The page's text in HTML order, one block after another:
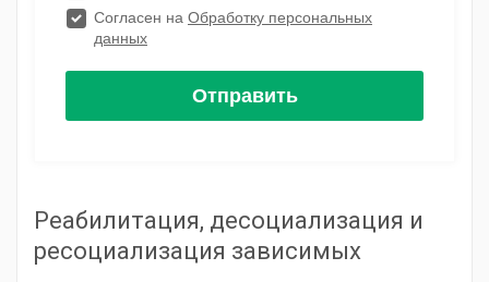
Реабилитация, десоциализация и
ресоциализация зависимых